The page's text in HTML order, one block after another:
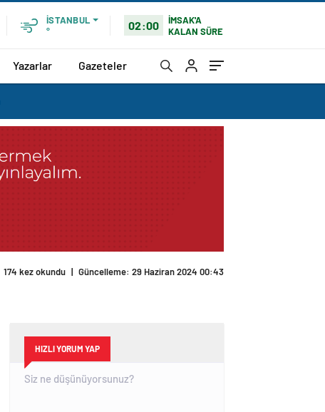
İSTANBUL
°
02:00
İMSAK'A
KALAN SÜRE
Yazarlar Gazeteler
174 kez okundu | Güncelleme: 29 Haziran 2024 00:43
HIZLI YORUM YAP